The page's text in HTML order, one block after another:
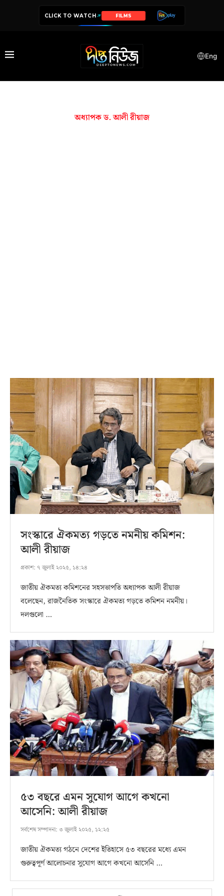
CLICK TO WATCH FILMS
Eng
অধ্যাপক ড. আলী রীয়াজ
সংস্কারে ঐকমত্য গড়তে নমনীয় কমিশন:
আলী রীয়াজ
প্রকাশ: ৭ জুলাই ২০২৫, ১৪:২৪
জাতীয় ঐকমত্য কমিশনের সহসভাপতি অধ্যাপক আলী রীয়াজ
বলেছেন, রাজনৈতিক সংস্কারে ঐকমত্য গড়তে কমিশন নমনীয়।
দলগুলো …
৫৩ বছরে এমন সুযোগ আগে কখনো
আসেনি: আলী রীয়াজ
সর্বশেষ সম্পাদনা: ৩ জুলাই ২০২৫, ১২:২৫
জাতীয় ঐকমত্য গঠনে দেশের ইতিহাসে ৫৩ বছরের মধ্যে এমন
গুরুত্বপূর্ণ আলোচনার সুযোগ আগে কখনো আসেনি …